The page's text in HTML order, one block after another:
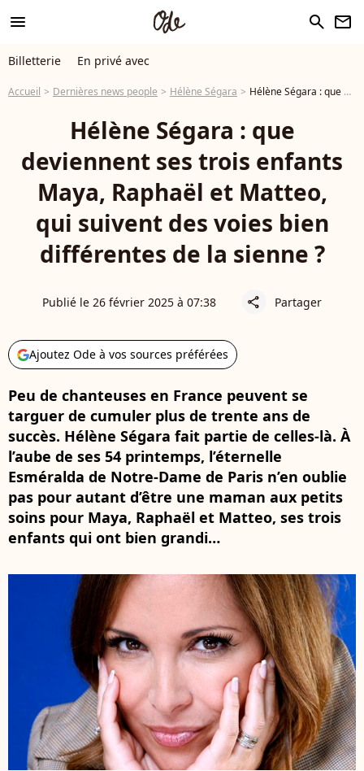
menu search newsletter
Billetterie En privé avec
Accueil Dernières news people Hélène Ségara Hélène Ségara : que deviennent ses trois enfants Maya, Raphaël et Matteo, qui suivent des voies bien différentes de la sienne ?
Hélène Ségara : que
deviennent ses trois enfants
Maya, Raphaël et Matteo,
qui suivent des voies bien
différentes de la sienne ?
Publié le 26 février 2025 à 07:38 share Partager
Ajoutez Ode à vos sources préférées
Peu de chanteuses en France peuvent se
targuer de cumuler plus de trente ans de
succès. Hélène Ségara fait partie de celles-là. À
l’aube de ses 54 printemps, l’éternelle
Esméralda de Notre-Dame de Paris n’en oublie
pas pour autant d’être une maman aux petits
soins pour Maya, Raphaël et Matteo, ses trois
enfants qui ont bien grandi…